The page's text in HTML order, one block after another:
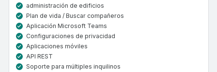
administración de edificios
Plan de vida / Buscar compañeros
Aplicación Microsoft Teams
Configuraciones de privacidad
Aplicaciones móviles
API REST
Soporte para múltiples inquilinos